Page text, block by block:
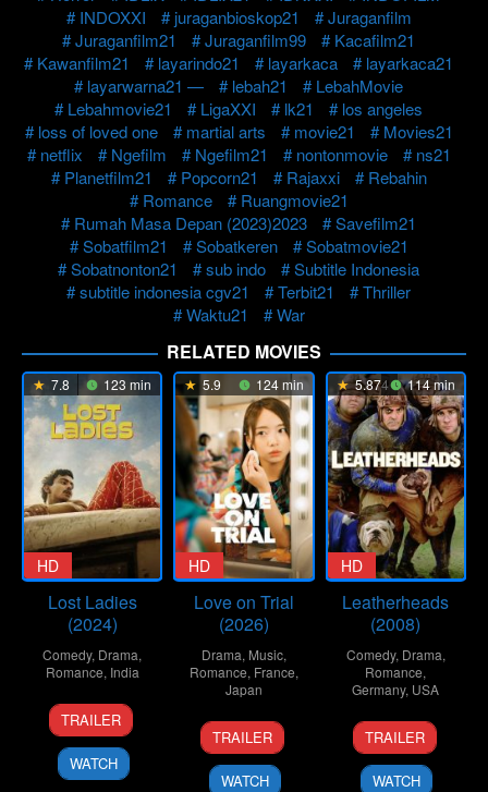
INDOXXI
juraganbioskop21
Juraganfilm
Juraganfilm21
Juraganfilm99
Kacafilm21
Kawanfilm21
layarindo21 layarkaca
layarkaca21
layarwarna21 —
lebah21
LebahMovie
Lebahmovie21
LigaXXI lk21
los angeles
loss of loved one
martial arts movie21
Movies21
netflix
Ngefilm Ngefilm21 nontonmovie
ns21
Planetfilm21
Popcorn21 Rajaxxi
Rebahin
Romance
Ruangmovie21
Rumah Masa Depan (2023)2023
Savefilm21
Sobatfilm21
Sobatkeren
Sobatmovie21
Sobatnonton21
sub indo
Subtitle Indonesia
subtitle indonesia cgv21
Terbit21
Thriller
Waktu21
War
RELATED MOVIES
7.8 123 min
HD
Lost Ladies
(2024)
Comedy, Drama,
Romance, India
1
Mar
2024
Kiran
Rao
TRAILER
WATCH
5.9 124 min
HD
Love on Trial
(2026)
Drama, Music,
Romance, France,
Japan
23
Jan
2026
Koji
Fukada
TRAILER
WATCH
5.874 114 min
HD
Leatherheads
(2008)
Comedy, Drama,
Romance,
Germany, USA
24
Mar
2008
George
Clooney
TRAILER
WATCH